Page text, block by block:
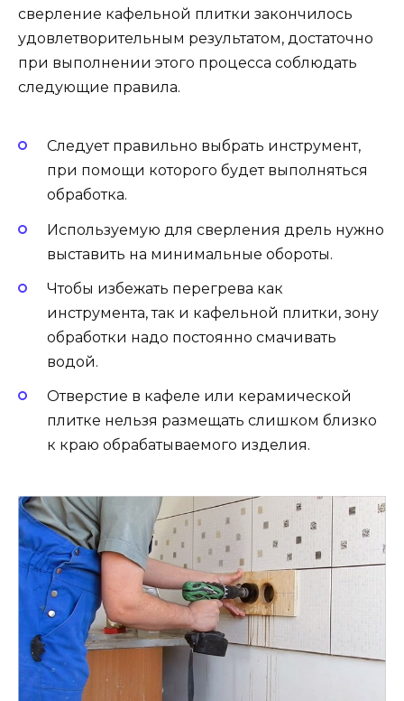
сверление кафельной плитки закончилось
удовлетворительным результатом, достаточно
при выполнении этого процесса соблюдать
следующие правила.
Следует правильно выбрать инструмент,
при помощи которого будет выполняться
обработка.
Используемую для сверления дрель нужно
выставить на минимальные обороты.
Чтобы избежать перегрева как
инструмента, так и кафельной плитки, зону
обработки надо постоянно смачивать
водой.
Отверстие в кафеле или керамической
плитке нельзя размещать слишком близко
к краю обрабатываемого изделия.